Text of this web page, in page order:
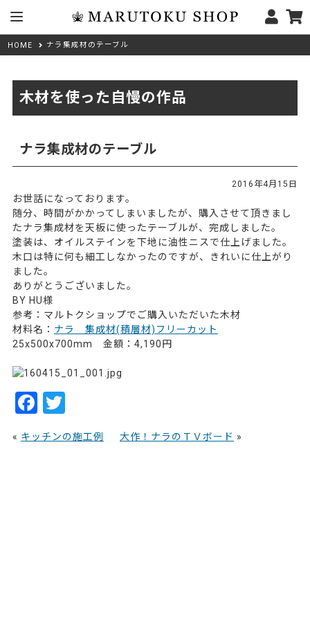
HOME ナラ集成材のテーブル
木材を使った自慢の作品
ナラ集成材のテーブル
2016年4月15日
お世話になっております。
随分、時間がかかってしまいましたが、購入させて頂きまし
たナラ集成材を天板に使ったテーブルが、完成しました。
塗装は、オイルステインを下地に油性ニスで仕上げました。
木口は特に何も細工しなかったのですが、きれいに仕上がり
ました。
ありがとうございました。
BY HU様
参考：マルトクショップでご購入いただいた木材
材料名： ナラ 集成材(積層材)フリーカット
25x500x700mm 金額：4,190円
F
c
T
w
itt
« キッチンの施工例 大作！ナラのＴＶボード »